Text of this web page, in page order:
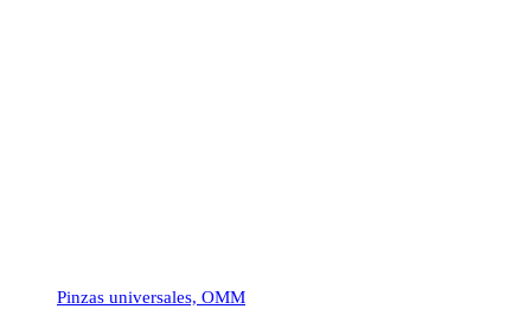
Pinzas universales, OMM